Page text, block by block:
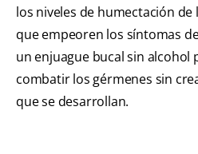
los niveles de humectación de
que empeoren los síntomas
un enjuague bucal sin alcohol
combatir los gérmenes sin
que se desarrollan.